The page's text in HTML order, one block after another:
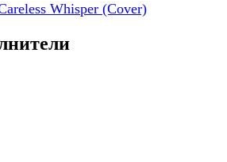
Whisper (Cover)